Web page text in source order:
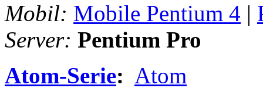
Mobil: Mobile Pentium 4 |
Server: Pentium Pro
Atom-Serie: Atom